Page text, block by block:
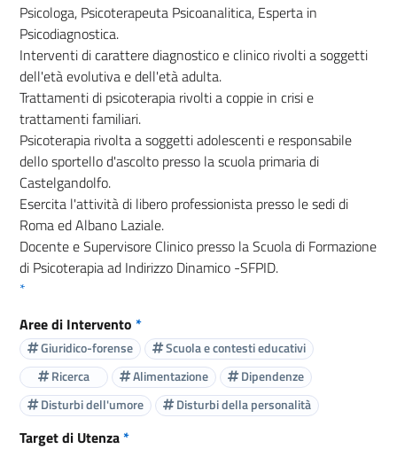
Psicologa, Psicoterapeuta Psicoanalitica, Esperta in
Psicodiagnostica.
Interventi di carattere diagnostico e clinico rivolti a soggetti
dell'età evolutiva e dell'età adulta.
Trattamenti di psicoterapia rivolti a coppie in crisi e
trattamenti familiari.
Psicoterapia rivolta a soggetti adolescenti e responsabile
dello sportello d'ascolto presso la scuola primaria di
Castelgandolfo.
Esercita l'attività di libero professionista presso le sedi di
Roma ed Albano Laziale.
Docente e Supervisore Clinico presso la Scuola di Formazione
di Psicoterapia ad Indirizzo Dinamico -SFPID.
*
Aree di Intervento *
Giuridico-forense
Scuola e contesti educativi
Ricerca
Alimentazione
Dipendenze
Disturbi dell'umore
Disturbi della personalità
Target di Utenza*